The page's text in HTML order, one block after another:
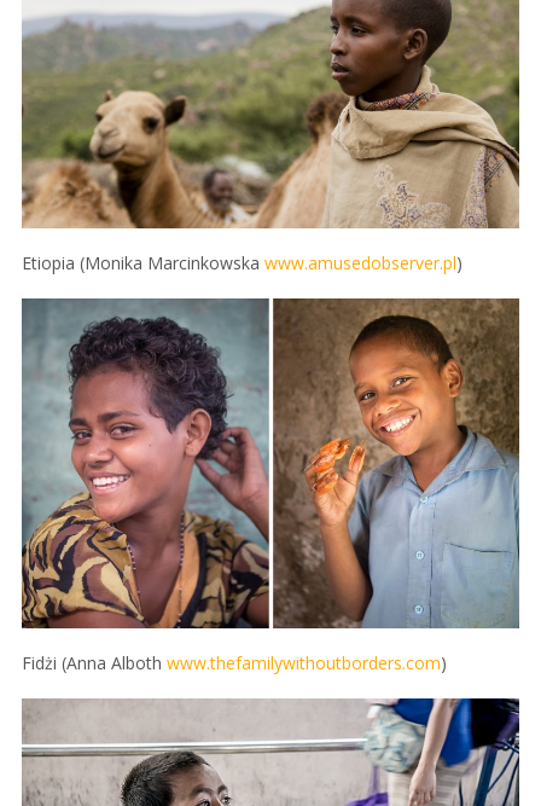
Etiopia (Monika Marcinkowska www.amusedobserver.pl)
Fidżi (Anna Alboth www.thefamilywithoutborders.com)